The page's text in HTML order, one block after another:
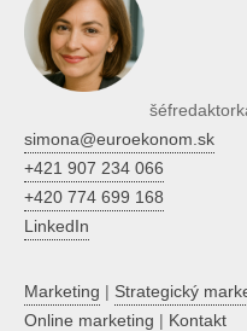
simona@euroekonom.sk
+421 907 234 066
+420 774 699 168
LinkedIn
Marketing | Strategický
Online marketing | Kontakt